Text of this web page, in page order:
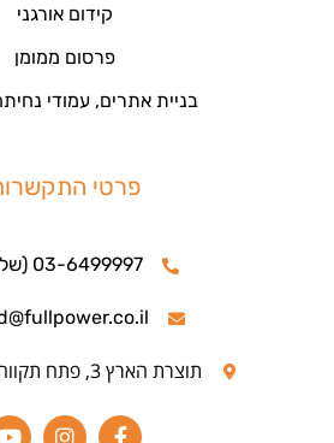
קידום אורגני
פרסום ממומן
בניית אתרים, עמודי
פרטי
03-6499997 (שלוחה 7)
תוצרת הארץ 3, פתח תקווה (מגדלי ב.ס.ר)